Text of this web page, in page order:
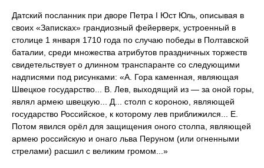
Датский посланник при дворе Петра I Юст Юль, описывая в
своих «Записках» грандиозный фейерверк, устроенный в
столице 1 января 1710 года по случаю победы в Полтавской
баталии, среди множества атрибутов праздничных торжеств
свидетельствует о длинном транспаранте со следующими
надписями под рисунками: «А. Гора каменная, являющая
Швецкое государство... В. Лев, выходящий из — за оной горы,
являл армею швецкую... Д... столп с короною, являющей
государство Российское, к которому лев приближился... Е.
Потом явился орёл для защищения оного столпа, являющей
армею российскую и онаго льва Перуном (или огненными
стрелами) расшил с великим громом...»